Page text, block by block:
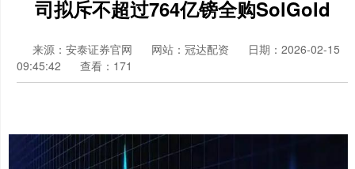
司拟斥不超过764亿镑全购SolGold
来源：安泰证券官网 网站：冠达配资
日期：2026-02-15
09:45:42
查看：171